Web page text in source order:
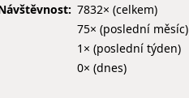
7832× (celkem)
75× (poslední měsíc)
1× (poslední týden)
0× (dnes)